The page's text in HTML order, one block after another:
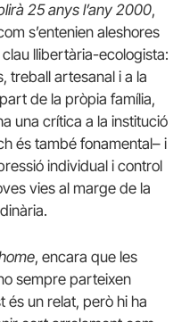
25 anys l’any 2000,
s’entenien aleshores
llibertària-ecologista:
treball artesanal i a la
de la pròpia família,
una crítica a la institució
és també fonamental– i
individual i control
vies al marge de la
, encara que les
sempre parteixen
és un relat, però hi ha